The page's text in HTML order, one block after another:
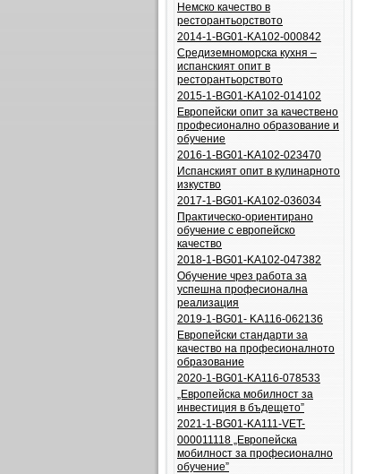
Немско качество в
ресторантьорството
2014-1-BG01-KA102-000842
Средиземноморска кухня –
испанският опит в
ресторантьорството
2015-1-BG01-KA102-014102
Европейски опит за качествено
професионално образование и
обучение
2016-1-BG01-KA102-023470
Испанският опит в кулинарното
изкуство
2017-1-BG01-KA102-036034
Практическо-ориентирано
обучение с европейско
качество
2018-1-BG01-KA102-047382
Обучение чрез работа за
успешна професионална
реализация
2019-1-BG01- KA116-062136
Европейски стандарти за
качество на професионалното
образование
2020-1-BG01-KA116-078533
„Европейска мобилност за
инвестиция в бъдещето”
2021-1-BG01-KA111-VET-
000011118 „Европейска
мобилност за професионално
обучение”